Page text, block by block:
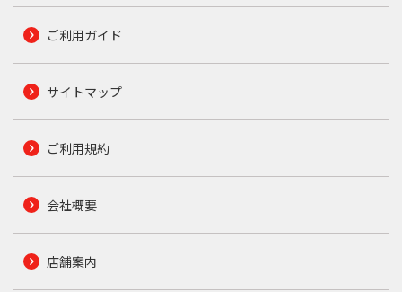
ご利用ガイド
サイトマップ
ご利用規約
会社概要
店舗案内